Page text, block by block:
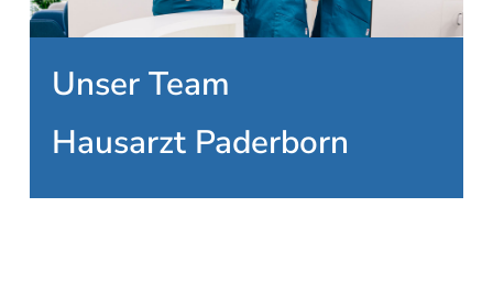
Unser Team
Hausarzt Paderborn